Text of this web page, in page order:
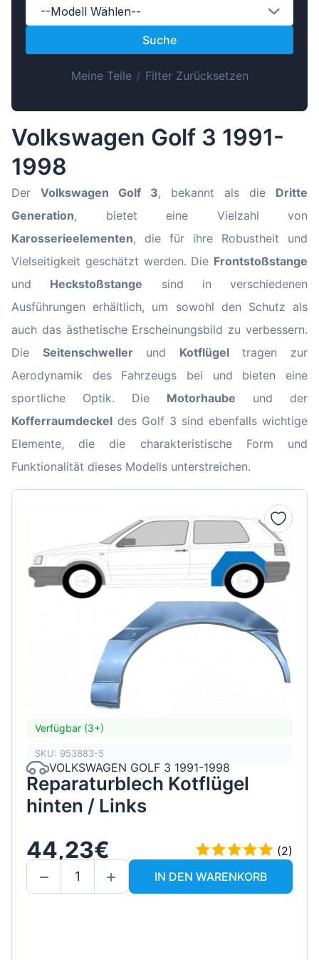
Lietuvių
Hrvatski
Português
Slovenčina
--Modell Wählen--
Suche
Meine Teile/ Filter Zurücksetzen
Volkswagen Golf 3 1991-
1998
Der Volkswagen Golf 3, bekannt als die Dritte
Generation, bietet eine Vielzahl von
Karosserieelementen, die für ihre Robustheit und
Vielseitigkeit geschätzt werden. Die Frontstoßstange
und Heckstoßstange sind in verschiedenen
Ausführungen erhältlich, um sowohl den Schutz als
auch das ästhetische Erscheinungsbild zu verbessern.
Die Seitenschwellerund Kotflügeltragen zur
Aerodynamik des Fahrzeugs bei und bieten eine
sportliche Optik. Die Motorhaube und der
Kofferraumdeckel des Golf 3 sind ebenfalls wichtige
Elemente, die die charakteristische Form und
Funktionalität dieses Modells unterstreichen.
Verfügbar (3+)
SKU: 953883-5
VOLKSWAGEN GOLF 3 1991-1998
Reparaturblech Kotflügel
hinten / Links
44,23€
(2)
IN DEN WARENKORB